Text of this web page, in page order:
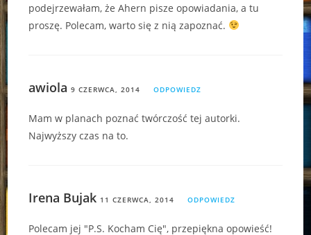
podejrzewałam, że Ahern pisze opowiadania, a tu
proszę. Polecam, warto się z nią zapoznać.
awiola 9 CZERWCA, 2014 ODPOWIEDZ
Mam w planach poznać twórczość tej autorki.
Najwyższy czas na to.
Irena Bujak 11 CZERWCA, 2014 ODPOWIEDZ
Polecam jej "P.S. Kocham Cię", przepiękna opowieść!